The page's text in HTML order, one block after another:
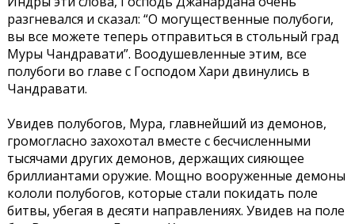
разгневался и сказал: “О могущественные полубоги,
вы все можете теперь отправиться в стольный град
Муры Чандравати”. Воодушевленные этим, все
полубоги во главе с Господом Хари двинулись в
Чандравати.
Увидев полубогов, Мура, главнейший из демонов,
громогласно захохотал вместе с бесчисленными
тысячами других демонов, держащих сияющее
бриллиантами оружие. Мощно вооруженные демоны
кололи полубогов, которые стали покидать поле
битвы, убегая в десяти направлениях. Увидев на поле